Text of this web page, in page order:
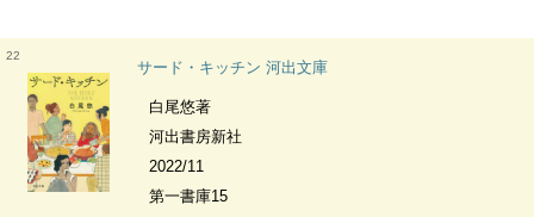
22
サード・キッチン 河出文庫
白尾悠著
河出書房新社
2022/11
第一書庫15